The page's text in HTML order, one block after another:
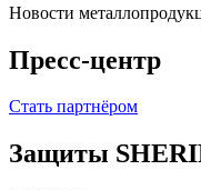
Новости
Пресс-центр
Стать партнёром
Защиты